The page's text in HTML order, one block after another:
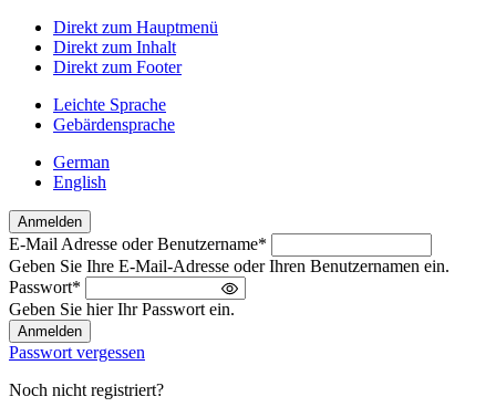
Direkt zum Hauptmenü
Direkt zum Inhalt
Direkt zum Footer
Leichte Sprache
Gebärdensprache
German
English
Anmelden
Willkommen
zurück!
Bitte
melden
Sie
sich
an
E-Mail Adresse oder Benutzername*
Geben Sie Ihre E-Mail-Adresse oder Ihren Benutzernamen ein.
Passwort*
Geben Sie hier Ihr Passwort ein.
Passwort vergessen
Noch nicht registriert?